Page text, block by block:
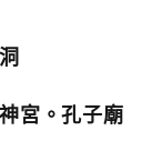
宮。孔子廟